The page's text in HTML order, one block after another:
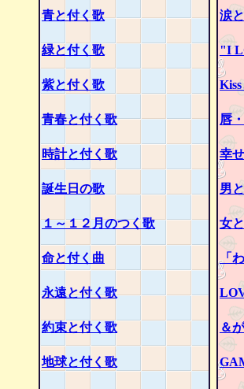
青と付く歌
緑と付く歌
紫と付く歌
青春と付く歌
時計と付く歌
誕生日の歌
１～１２月のつく歌
命と付く曲
永遠と付く歌
約束と付く歌
地球と付く歌
涙
"I
唇
幸
男
女
「
＆